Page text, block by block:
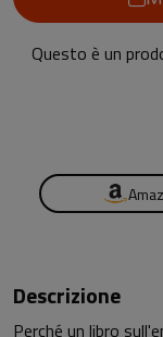
Questo è un
Descrizione
Perché un libro